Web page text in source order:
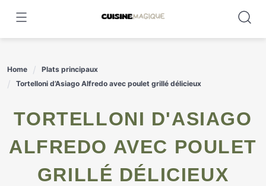
content
Home
Plats principaux
Tortelloni d’Asiago Alfredo avec poulet grillé délicieux
TORTELLONI D'ASIAGO
ALFREDO AVEC POULET
GRILLÉ DÉLICIEUX